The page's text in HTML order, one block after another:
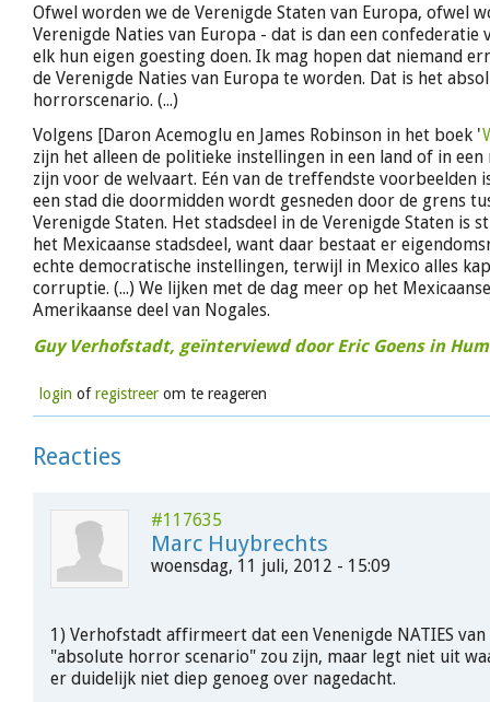
Ofwel worden we de Verenigde Staten van Europa, ofwel
Verenigde Naties van Europa - dat is dan een confederatie
elk hun eigen goesting doen. Ik mag hopen dat niemand
de Verenigde Naties van Europa te worden. Dat is het
horrorscenario. (...)
Volgens [Daron Acemoglu en James Robinson in het boek '
zijn het alleen de politieke instellingen in een land of in
zijn voor de welvaart. Eén van de treffendste voorbeelden
een stad die doormidden wordt gesneden door de grens
Verenigde Staten. Het stadsdeel in de Verenigde Staten is
het Mexicaanse stadsdeel, want daar bestaat er
echte democratische instellingen, terwijl in Mexico alles
corruptie. (...) We lijken met de dag meer op het
Amerikaanse deel van Nogales.
Guy Verhofstadt, geïnterviewd door Eric Goens in
login ofregistreerom te reageren
Reacties
#117635
Marc Huybrechts
woensdag, 11 juli, 2012 - 15:09
1) Verhofstadt affirmeert dat een Venenigde NATIES van
"absolute horror scenario" zou zijn, maar legt niet uit
er duidelijk niet diep genoeg over nagedacht.